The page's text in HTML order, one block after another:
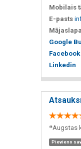
Mobilais
E-pasts
Mājaslapa
Google
Facebook
Linkedin
❝Augstas
Pievieno